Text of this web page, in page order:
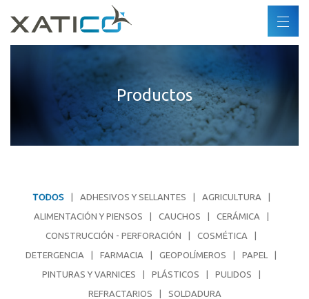
Xatico
Quiénes somos
Política corporativa
Política medioambiental
Buscar
ES
Productos
TODOS ADHESIVOS Y SELLANTES
AGRICULTURA
ALIMENTACIÓN Y PIENSOS
CAUCHOS
CERÁMICA
CONSTRUCCIÓN - PERFORACIÓN
COSMÉTICA
DETERGENCIA
FARMACIA GEOPOLÍMEROS
PAPEL
PINTURAS Y VARNICES
PLÁSTICOS
PULIDOS
REFRACTARIOS
SOLDADURA